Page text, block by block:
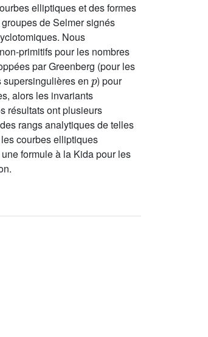
elliptiques et des formes
de Selmer signés
Nous
primitifs pour les nombres
par Greenberg (pour les
en
p
) pour
alors les invariants
résultats ont plusieurs
rangs analytiques de telles
courbes elliptiques
formule à la Kida pour les